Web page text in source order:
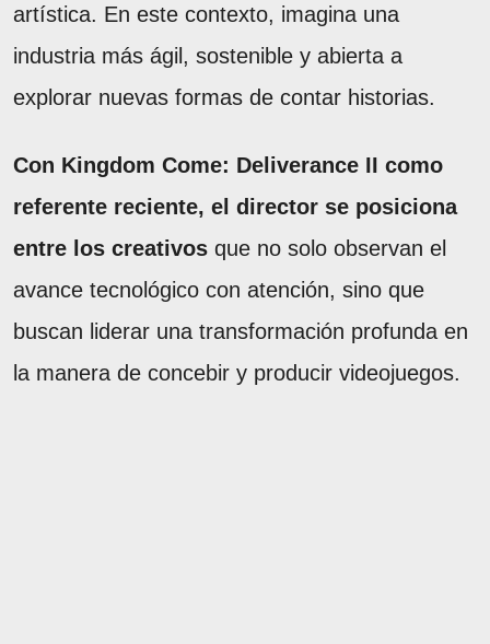
artística. En este contexto, imagina una
industria más ágil, sostenible y abierta a
explorar nuevas formas de contar historias.
Con Kingdom Come: Deliverance II como
referente reciente, el director se posiciona
entre los creativos que no solo observan el
avance tecnológico con atención, sino que
buscan liderar una transformación profunda en
la manera de concebir y producir videojuegos.